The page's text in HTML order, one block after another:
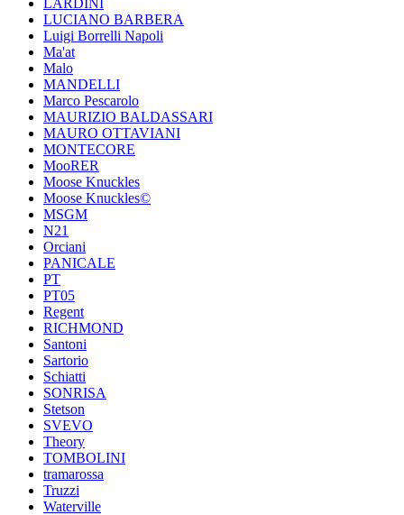
LARDINI
LUCIANO BARBERA
Luigi Borrelli Napoli
Ma'at
Malo
MANDELLI
Marco Pescarolo
MAURIZIO BALDASSARI
MAURO OTTAVIANI
MONTECORE
MooRER
Moose Knuckles
Moose Knuckles©️
MSGM
N21
Orciani
PANICALE
PT
PT05
Regent
RICHMOND
Santoni
Sartorio
Schiatti
SONRISA
Stetson
SVEVO
Theory
TOMBOLINI
tramarossa
Truzzi
Waterville